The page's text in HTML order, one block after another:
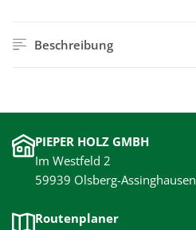
Beschreibung
PIEPER HOLZ GMBH
Im Westfeld 2
59939 Olsberg-Assinghausen
Routenplaner